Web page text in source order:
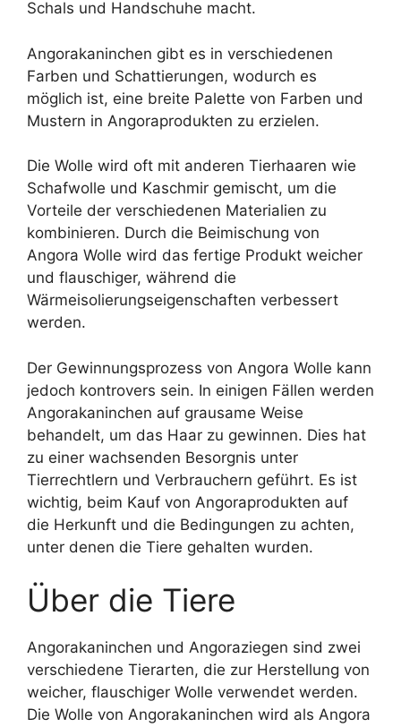
Schals und Handschuhe macht.
Angorakaninchen gibt es in verschiedenen
Farben und Schattierungen, wodurch es
möglich ist, eine breite Palette von Farben und
Mustern in Angoraprodukten zu erzielen.
Die Wolle wird oft mit anderen Tierhaaren wie
Schafwolle und Kaschmir gemischt, um die
Vorteile der verschiedenen Materialien zu
kombinieren. Durch die Beimischung von
Angora Wolle wird das fertige Produkt weicher
und flauschiger, während die
Wärmeisolierungseigenschaften verbessert
werden.
Der Gewinnungsprozess von Angora Wolle kann
jedoch kontrovers sein. In einigen Fällen werden
Angorakaninchen auf grausame Weise
behandelt, um das Haar zu gewinnen. Dies hat
zu einer wachsenden Besorgnis unter
Tierrechtlern und Verbrauchern geführt. Es ist
wichtig, beim Kauf von Angoraprodukten auf
die Herkunft und die Bedingungen zu achten,
unter denen die Tiere gehalten wurden.
Über die Tiere
Angorakaninchen und Angoraziegen sind zwei
verschiedene Tierarten, die zur Herstellung von
weicher, flauschiger Wolle verwendet werden.
Die Wolle von Angorakaninchen wird als Angora